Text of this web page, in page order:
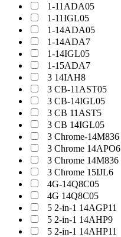
1-11ADA05
1-11IGL05
1-14ADA05
1-14ADA7
1-14IGL05
1-15ADA7
3 14IAH8
3 CB-11AST05
3 CB-14IGL05
3 CB 11AST5
3 CB 14IGL05
3 Chrome-14M836
3 Chrome 14APO6
3 Chrome 14M836
3 Chrome 15IJL6
4G-14Q8C05
4G 14Q8C05
5 2-in-1 14AGP11
5 2-in-1 14AHP9
5 2-in-1 14AHP11